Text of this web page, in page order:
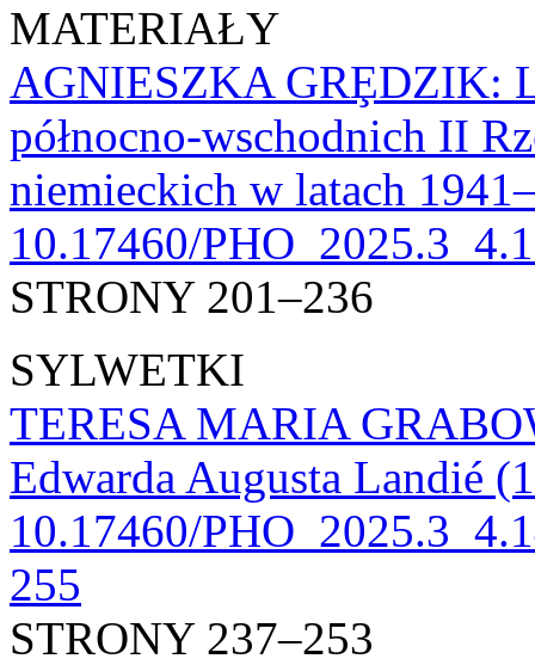
MATERIAŁY
AGNIESZKA GRȨDZIK:
północno-wschodnich II
niemieckich w latach
10.17460/
STRONY 201–236
SYLWETKI
TERESA MARIA
Edwarda Augusta Landié
10.17460/
255
STRONY 237–253